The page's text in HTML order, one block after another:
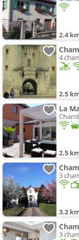
2.4
4
2.5
2.5
3
3.2
3